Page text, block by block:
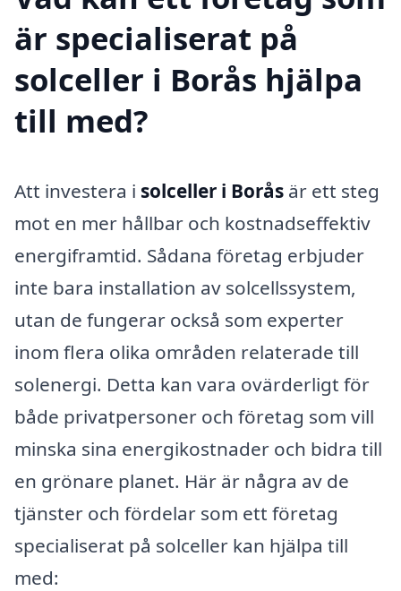
är specialiserat på
solceller i Borås hjälpa
till med?
Att investera i solceller i Borås är ett steg
mot en mer hållbar och kostnadseffektiv
energiframtid. Sådana företag erbjuder
inte bara installation av solcellssystem,
utan de fungerar också som experter
inom flera olika områden relaterade till
solenergi. Detta kan vara ovärderligt för
både privatpersoner och företag som vill
minska sina energikostnader och bidra till
en grönare planet. Här är några av de
tjänster och fördelar som ett företag
specialiserat på solceller kan hjälpa till
med: